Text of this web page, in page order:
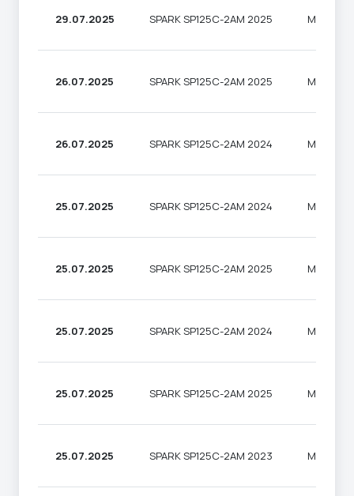
29.07.2025 SPARK SP125C-2AM 2025
26.07.2025 SPARK SP125C-2AM 2025
26.07.2025 SPARK SP125C-2AM 2024
25.07.2025 SPARK SP125C-2AM 2024
25.07.2025 SPARK SP125C-2AM 2025
25.07.2025 SPARK SP125C-2AM 2024
25.07.2025 SPARK SP125C-2AM 2025
25.07.2025 SPARK SP125C-2AM 2023